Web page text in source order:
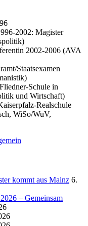
2002: Magister
2002-2006 (AVA
Staatsexamen
Schule in
und Wirtschaft)
Realschule
WiSo/WuV,
kommt aus Mainz 6.
– Gemeinsam